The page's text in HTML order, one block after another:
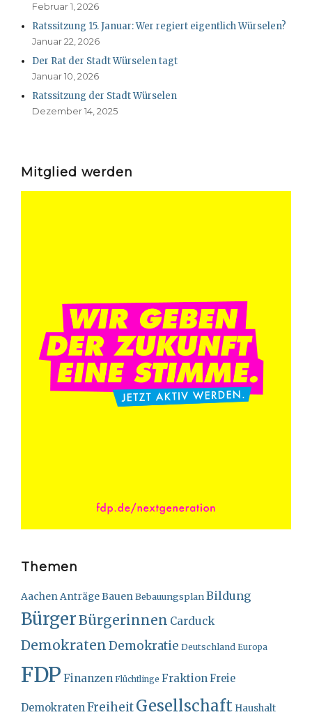
Februar 1, 2026
Ratssitzung 15. Januar: Wer regiert eigentlich Würselen?
Januar 22, 2026
Der Rat der Stadt Würselen tagt
Januar 10, 2026
Ratssitzung der Stadt Würselen
Dezember 14, 2025
Mitglied werden
Themen
AachenAnträgeBauenBebauungsplanBildung
BürgerBürgerinnen Carduck
DemokratenDemokratie Deutschland Europa
FDP Finanzen Flüchtlinge FraktionFreie
DemokratenFreiheitGesellschaft Haushalt